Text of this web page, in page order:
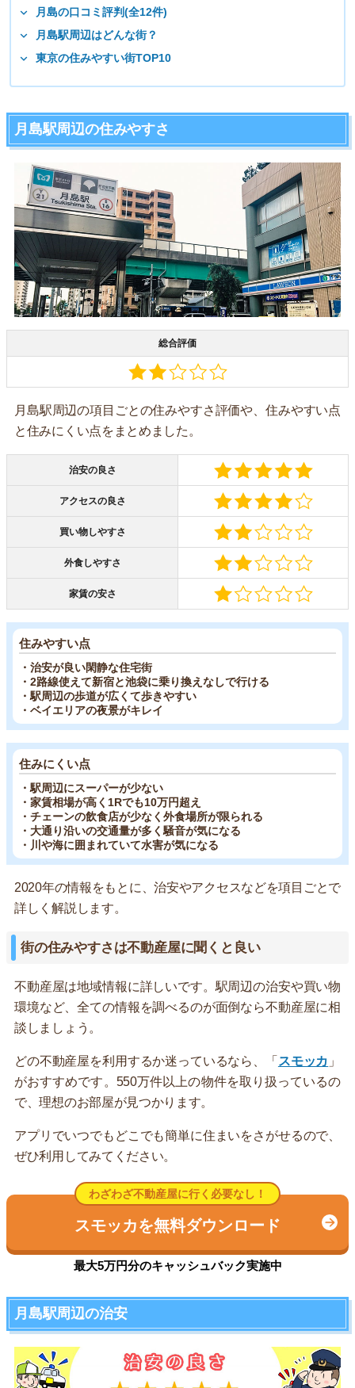
月島の口コミ評判(全12件)
月島駅周辺はどんな街？
東京の住みやすい街TOP10
月島駅周辺の住みやすさ
総合評価
月島駅周辺の項目ごとの住みやすさ評価や、住みやすい点
と住みにくい点をまとめました。
治安の良さ
アクセスの良さ
買い物しやすさ
外食しやすさ
家賃の安さ
住みやすい点
・治安が良い閑静な住宅街
・2路線使えて新宿と池袋に乗り換えなしで行ける
・駅周辺の歩道が広くて歩きやすい
・ベイエリアの夜景がキレイ
住みにくい点
・駅周辺にスーパーが少ない
・家賃相場が高く1Rでも10万円超え
・チェーンの飲食店が少なく外食場所が限られる
・大通り沿いの交通量が多く騒音が気になる
・川や海に囲まれていて水害が気になる
2020年の情報をもとに、治安やアクセスなどを項目ごとで
詳しく解説します。
街の住みやすさは不動産屋に聞くと良い
不動産屋は地域情報に詳しいです。駅周辺の治安や買い物
環境など、全ての情報を調べるのが面倒なら不動産屋に相
談しましょう。
どの不動産屋を利用するか迷っているなら、「 スモッカ 」
がおすすめです。550万件以上の物件を取り扱っているの
で、理想のお部屋が見つかります。
アプリでいつでもどこでも簡単に住まいをさがせるので、
ぜひ利用してみてください。
わざわざ不動産屋に行く必要なし！
スモッカを無料ダウンロード
最大5万円分のキャッシュバック実施中
月島駅周辺の治安